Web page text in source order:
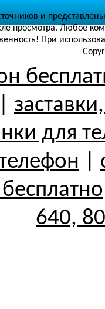
и
просмотра. Любое
При
для
640,